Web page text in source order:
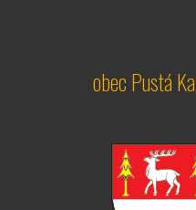
obec Pustá